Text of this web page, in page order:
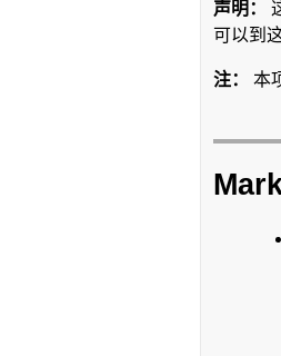
声明：
可以到
注： 本